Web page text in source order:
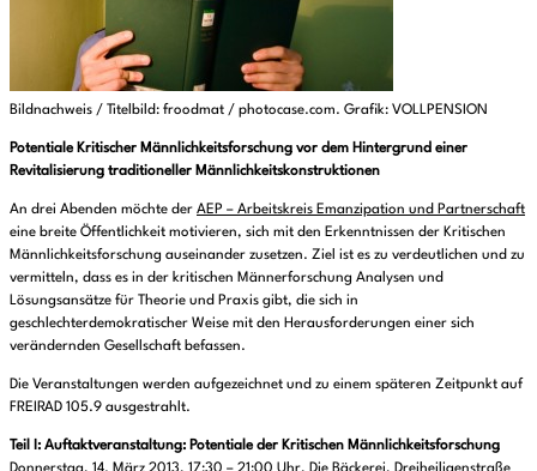
Bildnachweis / Titelbild: froodmat / photocase.com. Grafik: VOLLPENSION
Potentiale Kritischer Männlichkeitsforschung vor dem Hintergrund einer
Revitalisierung traditioneller Männlichkeitskonstruktionen
An drei Abenden möchte der AEP – Arbeitskreis Emanzipation und Partnerschaft
eine breite Öffentlichkeit motivieren, sich mit den Erkenntnissen der Kritischen
Männlichkeitsforschung auseinander zusetzen. Ziel ist es zu verdeutlichen und zu
vermitteln, dass es in der kritischen Männerforschung Analysen und
Lösungsansätze für Theorie und Praxis gibt, die sich in
geschlechterdemokratischer Weise mit den Herausforderungen einer sich
verändernden Gesellschaft befassen.
Die Veranstaltungen werden aufgezeichnet und zu einem späteren Zeitpunkt auf
FREIRAD 105.9 ausgestrahlt.
Teil I: Auftaktveranstaltung: Potentiale der Kritischen Männlichkeitsforschung